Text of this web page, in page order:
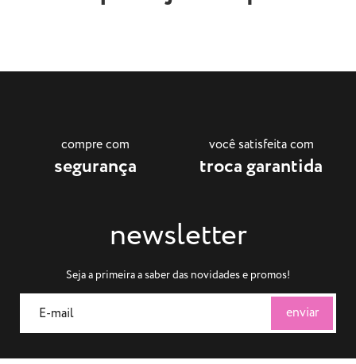
compre com
segurança
você satisfeita com
troca garantida
newsletter
Seja a primeira a saber das novidades e promos!